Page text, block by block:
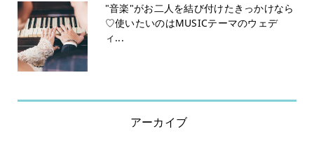
"音楽"がお二人を結び付けたきっかけなら
♡使いたいのはMUSICテーマのウェデ
ィ...
アーカイブ